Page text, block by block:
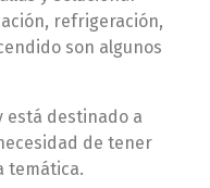
refrigeración,
son algunos
está destinado a
de tener
temática.